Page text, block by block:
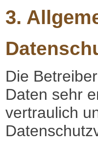
3.
Die
Daten sehr
vertraulich